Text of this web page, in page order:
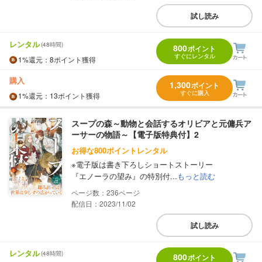
試し読み
レンタル(48時間)
1%還元 ：8ポイント獲得
800ポイント
すぐにレンタル
購入
1%還元 ：13ポイント獲得
1,300ポイント
すぐに購入
スープの森～動物と会話するオリビアと元傭兵ア
ーサーの物語～【電子版特典付】2
お得な800ポイントレンタル
※電子版は書き下ろしショートストーリー
『エノーラの望み』の特別付...もっと読む
236
配信日：2023/11/02
試し読み
レンタル(48時間) 800ポイント